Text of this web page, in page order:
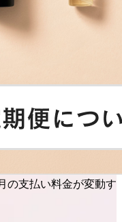
の支払い料金が変動す